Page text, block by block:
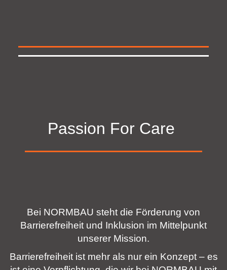
Passion For Care
Bei NORMBAU steht die Förderung von
Barrierefreiheit und Inklusion im Mittelpunkt
unserer Mission.
Barrierefreiheit ist mehr als nur ein Konzept – es